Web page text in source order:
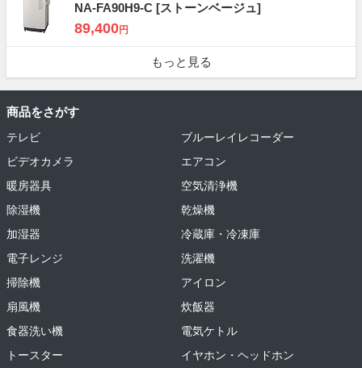
NA-FA90H9-C [ストーンベージュ]
89,400円
もっと見る
商品をさがす
テレビ
ブルーレイレコーダー
ビデオカメラ
エアコン
暖房器具
空気清浄機
除湿機
乾燥機
加湿器
冷蔵庫・冷凍庫
電子レンジ
洗濯機
掃除機
アイロン
扇風機
炊飯器
食器洗い機
電気ケトル
トースター
イヤホン・ヘッドホン